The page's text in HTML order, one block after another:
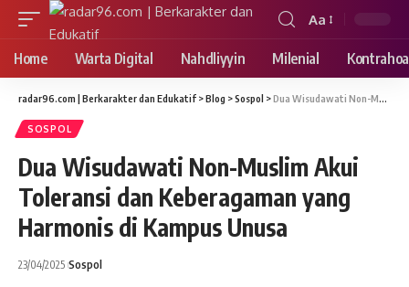
Font
Resizer
Aa
Home Warta Digital Nahdliyyin Milenial
radar96.com | Berkarakter dan Edukatif >Blog >Sospol >Dua Wisudawati Non-Muslim Akui Toleransi dan Keberagaman yang Harmonis di Kampus Unusa
SOSPOL
Dua Wisudawati Non-Muslim Akui
Toleransi dan Keberagaman yang
Harmonis di Kampus Unusa
23/04/2025 Sospol